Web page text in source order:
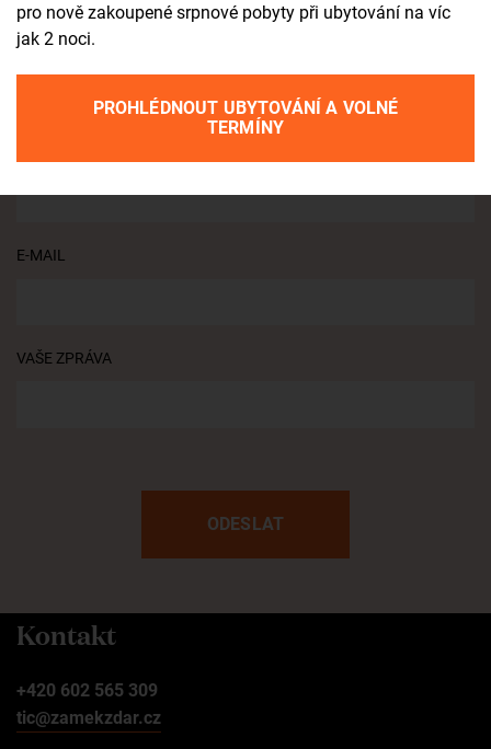
VAŠE JMÉNO
E-MAIL
VAŠE ZPRÁVA
Kontakt
+420 602 565 309
tic@zamekzdar.cz
pro nově zakoupené srpnové pobyty při ubytování na víc
jak 2 noci.
PROHLÉDNOUT UBYTOVÁNÍ A VOLNÉ
TERMÍNY